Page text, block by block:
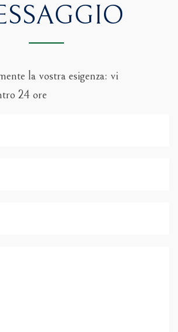
la vostra esigenza: vi
24 ore